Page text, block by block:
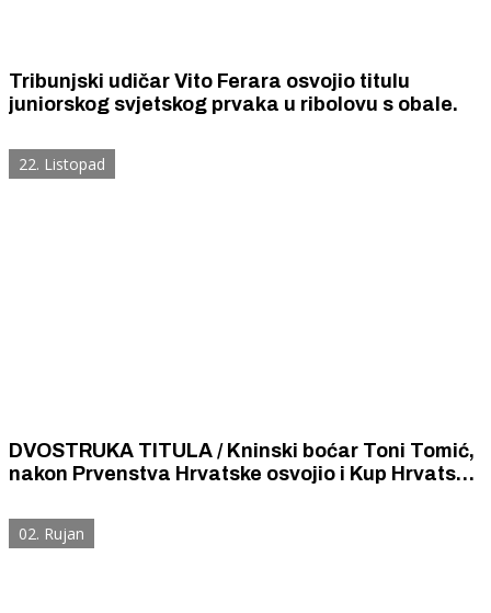
Tribunjski udičar Vito Ferara osvojio titulu
juniorskog svjetskog prvaka u ribolovu s obale.
22. Listopad
DVOSTRUKA TITULA / Kninski boćar Toni Tomić,
nakon Prvenstva Hrvatske osvojio i Kup Hrvatske
02. Rujan